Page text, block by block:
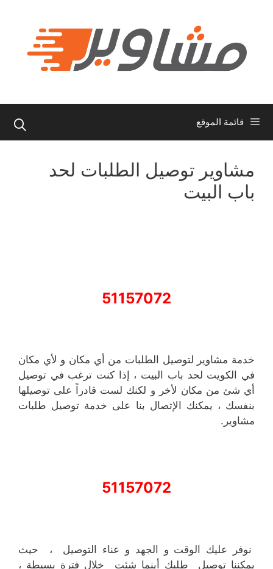
قائمة الموقع
مشاوير توصيل الطلبات لحد
باب البيت
51157072
خدمة مشاوير لتوصيل الطلبات من أي مكان و لأي مكان
في الكويت لحد باب البيت ، إذا كنت ترغب في توصيل
أي شئ من مكان لأخر و لكنك لست قادراً على توصيلها
بنفسك ، يمكنك الإتصال بنا على خدمة توصيل طلبات
مشاوير.
51157072
نوفر عليك الوقت و الجهد و عناء التوصيل ، حيث
يمكننا توصيل طلبك أينما شئت خلال فترة بسيطة ،